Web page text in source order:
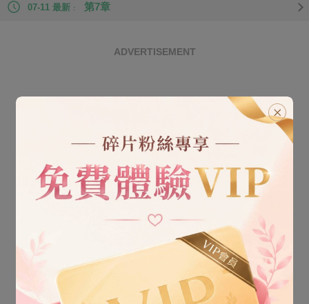
要你陪葬。」
07-11 最新 第7章
ADVERTISEMENT